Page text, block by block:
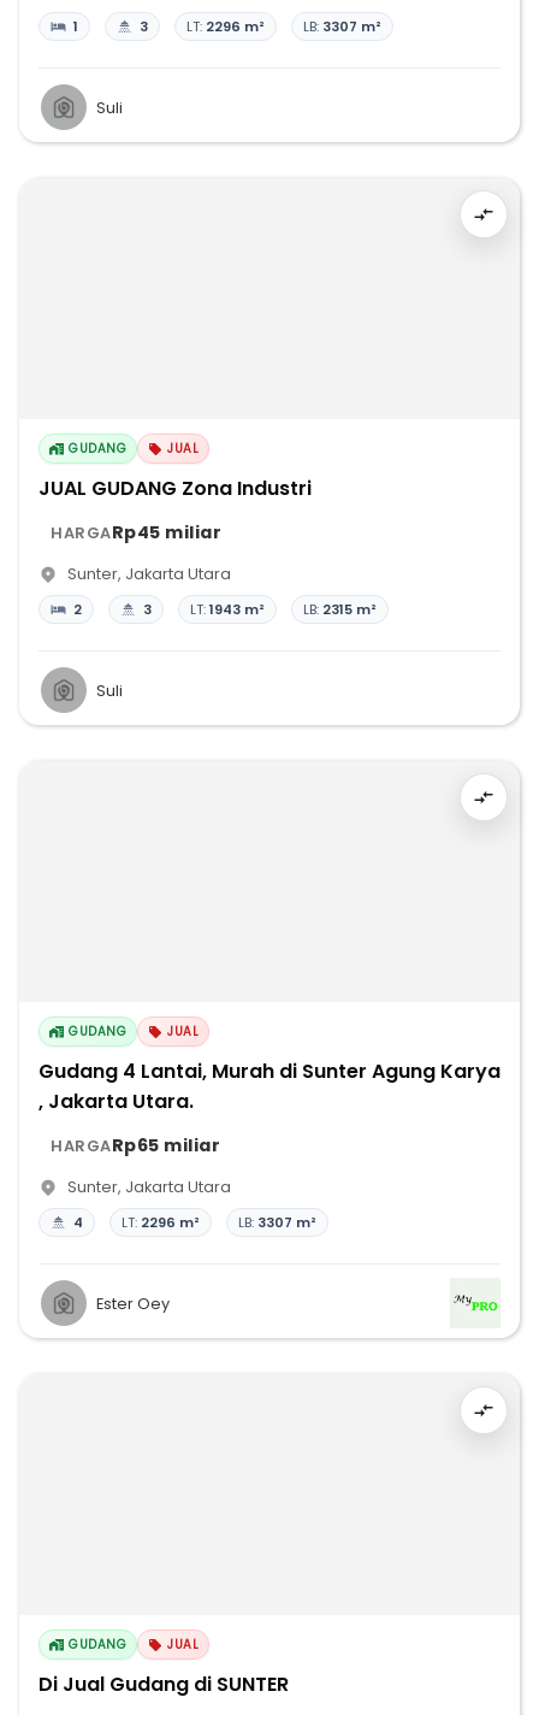
1 3 LT: 2296 m² LB: 3307 m²
Suli
GUDANG JUAL
JUAL GUDANG Zona Industri
HARGARp45 miliar
Sunter, Jakarta Utara
2 3 LT:1943 m² LB: 2315 m²
Suli
GUDANG JUAL
Gudang 4 Lantai, Murah di Sunter Agung Karya
, Jakarta Utara.
HARGARp65 miliar
Sunter, Jakarta Utara
4 LT: 2296 m² LB: 3307 m²
Ester Oey
GUDANG JUAL
Di Jual Gudang di SUNTER